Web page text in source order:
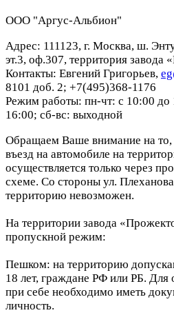
ООО "Аргус-Альбион"
Адрес: 111123, г. Москва, ш.
эт.3, оф.307, территория завода
Контакты: Евгений Григорьев,
8101 доб. 2; +7(495)368-1176
Режим работы: пн-чт: с 10:00 до
16:00; сб-вс: выходной
Обращаем Ваше внимание на
въезд на автомобиле на
осуществляется только через
схеме. Со стороны ул.
территорию невозможен.
На территории завода
пропускной режим:
Пешком: на территорию
18 лет, граждане РФ или РБ.
при себе необходимо иметь
личность.